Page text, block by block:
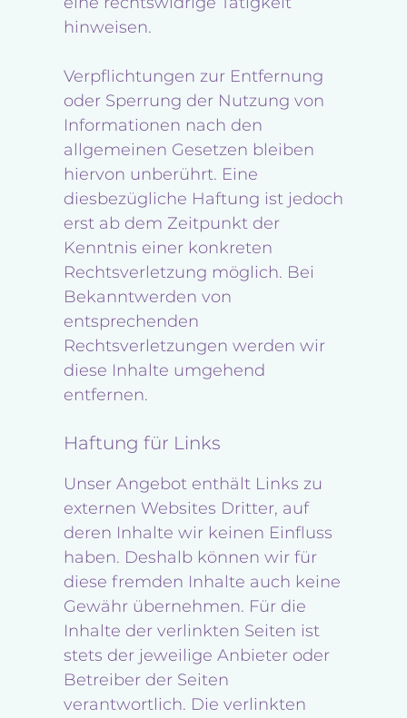
hinweisen.
Verpflichtungen zur Entfernung
oder Sperrung der Nutzung von
Informationen nach den
allgemeinen Gesetzen bleiben
hiervon unberührt. Eine
diesbezügliche Haftung ist jedoch
erst ab dem Zeitpunkt der
Kenntnis einer konkreten
Rechtsverletzung möglich. Bei
Bekanntwerden von
entsprechenden
Rechtsverletzungen werden wir
diese Inhalte umgehend
entfernen.
Haftung für Links
Unser Angebot enthält Links zu
externen Websites Dritter, auf
deren Inhalte wir keinen Einfluss
haben. Deshalb können wir für
diese fremden Inhalte auch keine
Gewähr übernehmen. Für die
Inhalte der verlinkten Seiten ist
stets der jeweilige Anbieter oder
Betreiber der Seiten
verantwortlich. Die verlinkten